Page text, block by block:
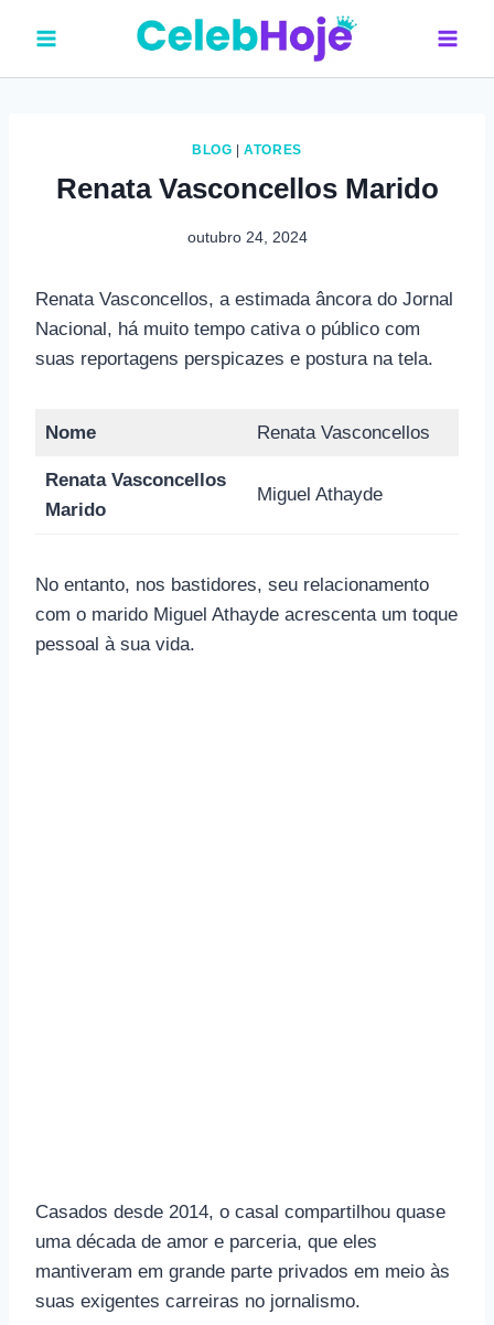
o
BLOG |ATORES
Renata Vasconcellos Marido
outubro 24, 2024
Renata Vasconcellos, a estimada âncora do Jornal
Nacional, há muito tempo cativa o público com
suas reportagens perspicazes e postura na tela.
Nome Renata Vasconcellos
Renata Vasconcellos
Marido
Miguel Athayde
No entanto, nos bastidores, seu relacionamento
com o marido Miguel Athayde acrescenta um toque
pessoal à sua vida.
Casados ​​desde 2014, o casal compartilhou quase
uma década de amor e parceria, que eles
mantiveram em grande parte privados em meio às
suas exigentes carreiras no jornalismo.